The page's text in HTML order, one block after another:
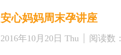
安心妈妈周末孕讲座
2016年10月20日 Thu 阅读数：